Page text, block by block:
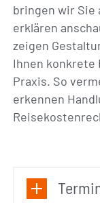
bringen wir Sie
erklären
zeigen
Ihnen konkrete
Praxis. So
erkennen